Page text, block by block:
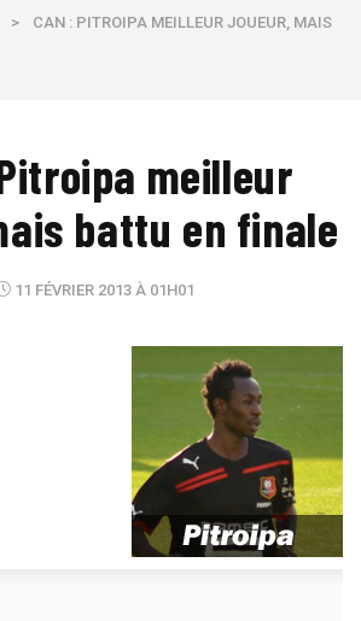
>
CAN : PITROIPA MEILLEUR JOUEUR, MAIS
meilleur
battu en finale
11 FÉVRIER 2013 À 01H01